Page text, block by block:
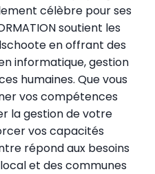
célèbre pour ses
soutient les
en offrant des
informatique, gestion
humaines. Que vous
vos compétences
la gestion de votre
vos capacités
répond aux besoins
et des communes